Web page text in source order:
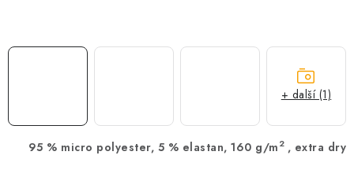
95 % micro polyester, 5 % elastan, 160 g/m 2 , extra dry
+ další (1)